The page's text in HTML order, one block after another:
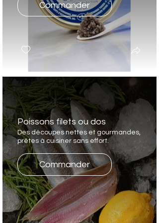
Commander
Poissons filets ou dos
Des découpes nettes et gourmandes,
prêtes à cuisiner sans effort.
Commander